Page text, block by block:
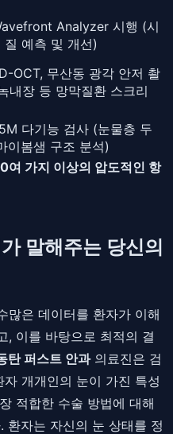
Analyzer 시행 (시
질 예측 및 개선)
OCT, 무산동 광각 안저 촬
내장 등 망막질환 스크리
다기능 검사 (눈물층 두
이봄샘 구조 분석)
여 가지 이상의 압도적인 항
말해주는 당신의
많은 데이터를 환자가 이해
, 이를 바탕으로 최적의 결
탄 퍼스트 안과의료진은 검
개개인의 눈이 가진 특성
적합한 수술 방법에 대해
환자는 자신의 눈 상태를 정